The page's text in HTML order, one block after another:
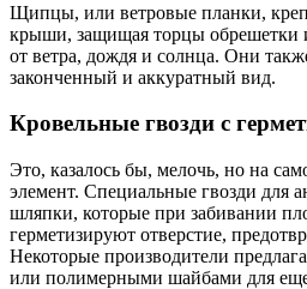
Щипцы, или ветровые планки,
крыши, защищая торцы обрешетки
от ветра, дождя и солнца. Они
законченный и аккуратный вид.
Кровельные гвозди с
Это, казалось бы, мелочь, но на
элемент. Специальные гвозди для
шляпки, которые при забивании
герметизируют отверстие,
Некоторые производители
или полимерными шайбами для